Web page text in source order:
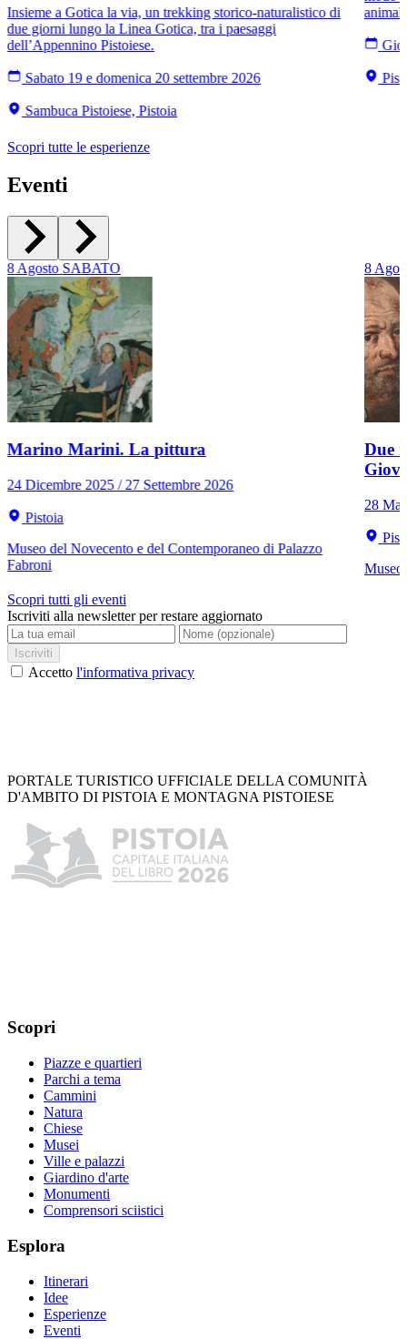
Insieme a Gotica la via, un trekking storico-naturalistico di
due giorni lungo la Linea Gotica, tra i paesaggi
dell’Appennino Pistoiese.
Sabato 19 e domenica 20 settembre 2026
Sambuca Pistoiese, Pistoia
Scopri tutte le esperienze
Eventi
8Agosto SABATO
Marino Marini. La pittura
24 Dicembre 2025 / 27 Settembre 2026
Pistoia
Museo del Novecento e del Contemporaneo di Palazzo
Fabroni
8
Due
28
Museo
Scopri tutti gli eventi
Iscriviti alla newsletter per restare aggiornato
Iscriviti
Accetto l'informativa privacy
PORTALE TURISTICO UFFICIALE DELLA COMUNITÀ
D'AMBITO DI PISTOIA E MONTAGNA PISTOIESE
Scopri
Piazze e quartieri
Parchi a tema
Cammini
Natura
Chiese
Musei
Ville e palazzi
Giardino d'arte
Monumenti
Comprensori sciistici
Esplora
Itinerari
Idee
Esperienze
Eventi